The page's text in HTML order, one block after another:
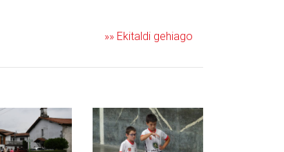
»» Ekitaldi gehiago